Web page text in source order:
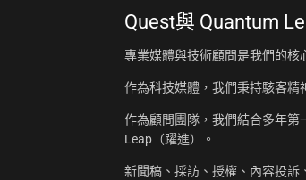
Quest與 Quantum
專業媒體與技術顧問是我們的核
作為科技媒體，我們秉持駭客精
作為顧問團隊，我們結合多年
Leap（躍進）。
新聞稿、採訪、授權、內容投訴